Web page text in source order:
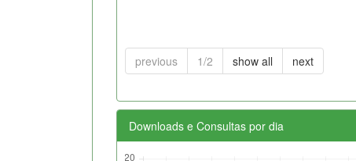
previous 1/2 show all next
Downloads e Consultas por dia